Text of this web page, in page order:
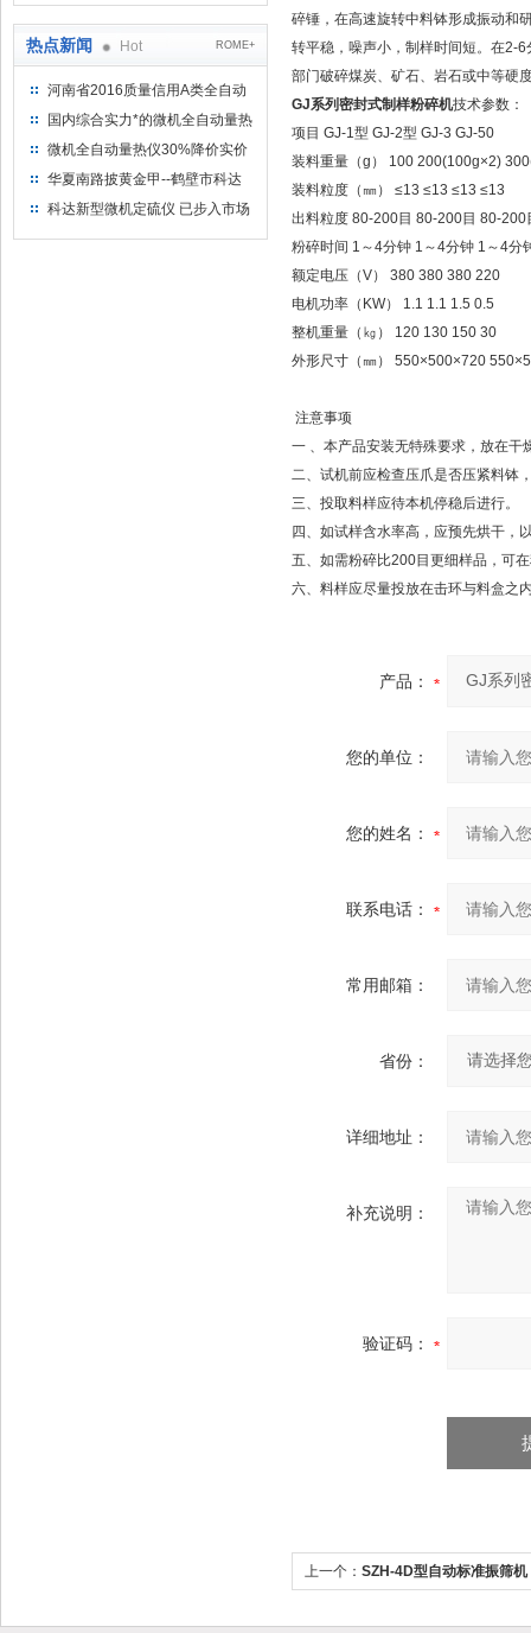
热点新闻 Hot ROME+
河南省2016质量信用A类全自动
量热仪
国内综合实力*的微机全自动量热
仪制造企业
微机全自动量热仪30%降价实价
出售
华夏南路披黄金甲--鹤壁市科达
仪器仪表有限公司
科达新型微机定硫仪 已步入市场
碎锤，在高速旋转中料钵形成振动和
转平稳，噪声小，制样时间短。在2-
部门破碎煤炭、矿石、岩石或中等硬
GJ系列密封式制样粉碎机技术参数：
项目 GJ-1型 GJ-2型 GJ-3 GJ-50
装料重量（g）
100 200(100g×2)
装料粒度（㎜）
≤13 ≤13 ≤13 ≤13
出料粒度 80-200目 80-200目 80-200
粉碎时间 1～4分钟 1～4分钟 1～4分
额定电压（V）
380 380 380 220
电机功率（KW）
1.1 1.1 1.5 0.5
整机重量（㎏）
120 130 150 30
外形尺寸（㎜）
550×500×720
注意事项
一 、本产品安装无特殊要求，放在干
二、试机前应检查压爪是否压紧料钵
三、投取料样应待本机停稳后进行。
四、如试样含水率高，应预先烘干，
五、如需粉碎比200目更细样品，可
六、料样应尽量投放在击环与料盒之
产品：
您的单位：
您的姓名：
联系电话：
常用邮箱：
省份：
详细地址：
补充说明：
验证码：
上一个： SZH-4D型自动标准振筛机